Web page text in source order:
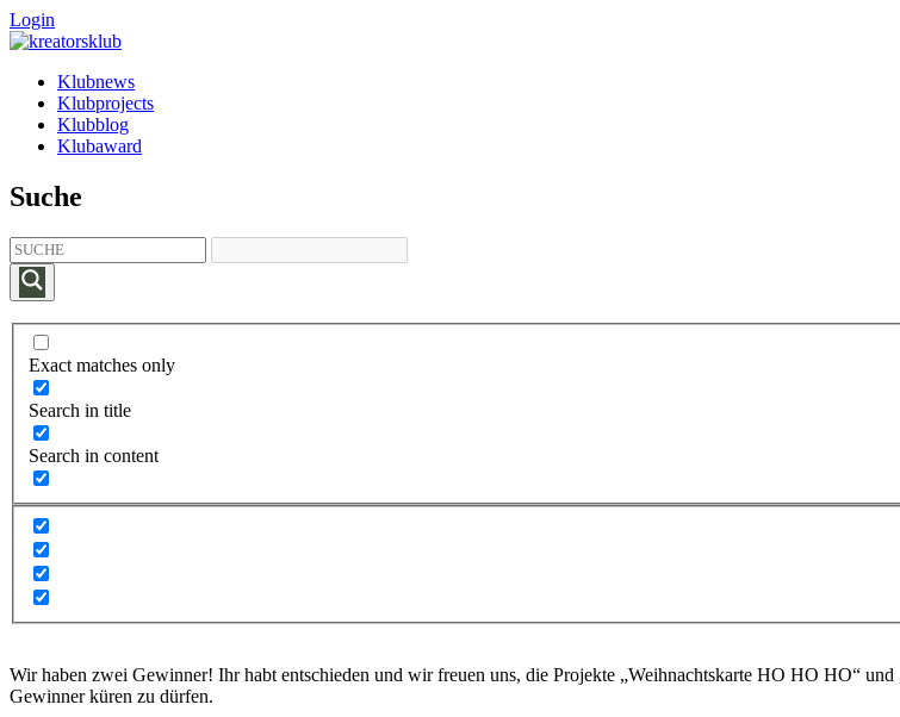
Login
Klubnews
Klubprojects
Klubblog
Klubaward
Suche
Exact matches only
Search in title
Search in content
Wir haben zwei Gewinner! Ihr habt entschieden und wir freuen uns, die Projekte „Weihnachtskarte HO HO HO“
Gewinner küren zu dürfen.